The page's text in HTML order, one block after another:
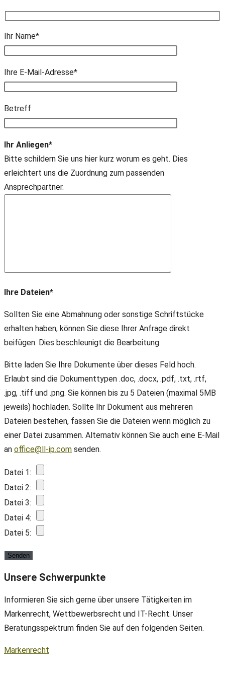
Ihr Name*
Ihre E-Mail-Adresse*
Bitte lasse dieses Feld leer.
Betreff
Ihr Anliegen*
Bitte schildern Sie uns hier kurz worum es geht. Dies
erleichtert uns die Zuordnung zum passenden
Ansprechpartner.
Ihre Dateien*
Sollten Sie eine Abmahnung oder sonstige Schriftstücke
erhalten haben, können Sie diese Ihrer Anfrage direkt
beifügen. Dies beschleunigt die Bearbeitung.
Bitte laden Sie Ihre Dokumente über dieses Feld hoch.
Erlaubt sind die Dokumenttypen .doc, .docx, .pdf, .txt, .rtf,
.jpg, .tiff und .png. Sie können bis zu 5 Dateien (maximal 5MB
jeweils) hochladen. Sollte Ihr Dokument aus mehreren
Dateien bestehen, fassen Sie die Dateien wenn möglich zu
einer Datei zusammen. Alternativ können Sie auch eine E-Mail
an office@ll-ip.com senden.
Datei 1:
Datei 2:
Datei 3:
Datei 4:
Datei 5:
Unsere Schwerpunkte
Informieren Sie sich gerne über unsere Tätigkeiten im
Markenrecht, Wettbewerbsrecht und IT-Recht. Unser
Beratungsspektrum finden Sie auf den folgenden Seiten.
Markenrecht